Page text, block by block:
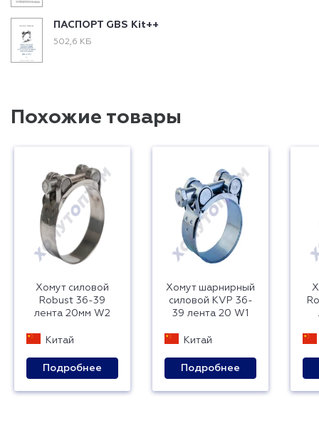
ПАСПОРТ GBS Kit++
502,6 КБ
Похожие товары
Хомут силовой
Robust 36-39
лента 20мм W2
Китай
Подробнее
Хомут шарнирный
силовой KVP 36-
39 лента 20 W1
Китай
Подробнее